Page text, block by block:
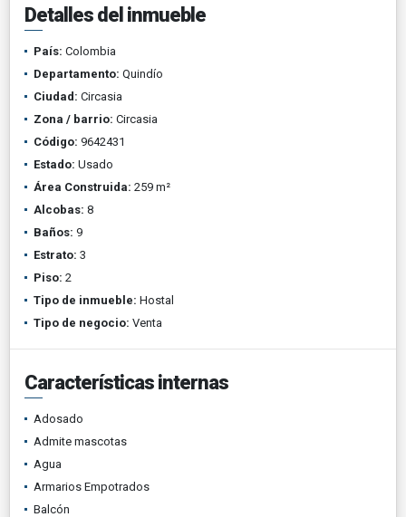
Detalles del inmueble
País: Colombia
Departamento: Quindío
Ciudad: Circasia
Zona / barrio: Circasia
Código: 9642431
Estado: Usado
Área Construida: 259 m²
Alcobas: 8
Baños: 9
Estrato: 3
Piso: 2
Tipo de inmueble: Hostal
Tipo de negocio: Venta
Características internas
Adosado
Admite mascotas
Agua
Armarios Empotrados
Balcón